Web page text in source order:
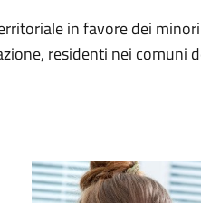
in favore dei
residenti nei comuni